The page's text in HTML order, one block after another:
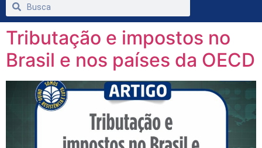
Tributação e impostos no
Brasil e nos países da OECD